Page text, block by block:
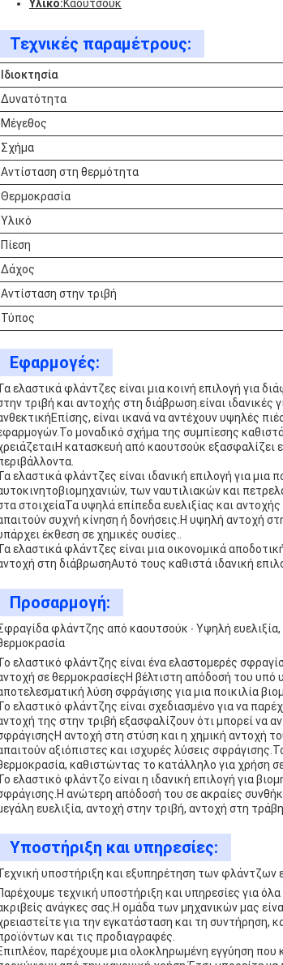
Υλικό:Καουτσούκ
Τεχνικές παραμέτρους:
Ιδιοκτησία
Δυνατότητα
Μέγεθος
Σχήμα
Αντίσταση στη θερμότητα
Θερμοκρασία
Υλικό
Πίεση
Δάχος
Αντίσταση στην τριβή
Τύπος
Εφαρμογές:
ελαστικά φλάντζες είναι μια κοινή επιλογή για
τριβή και αντοχής στη διάβρωση.είναι
είναι ικανά να αντέχουν υψηλές
μοναδικό σχήμα της συμπίεσης
κατασκευή από καουτσούκ εξασφαλίζει
ελαστικά φλάντζες είναι ιδανική επιλογή για
των ναυτιλιακών και
στοιχείαΤα υψηλά επίπεδα ευελιξίας και
συχνή κίνηση ή δονήσεις.Η υψηλή αντοχή
έκθεση σε χημικές ουσίες..
ελαστικά φλάντζες είναι μια οικονομικά
στη διάβρωσηΑυτό τους καθιστά ιδανική
Προσαρμογή:
φλάντζης από καουτσούκ ∙ Υψηλή
ελαστικό φλάντζης είναι ένα ελαστομερές
σε θερμοκρασίεςΗ βέλτιστη απόδοσή του υπό
λύση σφράγισης για μια ποικιλία
ελαστικό φλάντζης είναι σχεδιασμένο για να
της στην τριβή εξασφαλίζουν ότι μπορεί να
αντοχή στη στύση και η χημική αντοχή
αξιόπιστες και ισχυρές λύσεις
καθιστώντας το κατάλληλο για χρήση
ελαστικό φλάντζο είναι η ιδανική επιλογή για
ανώτερη απόδοσή του σε ακραίες
ευελιξία, αντοχή στην τριβή, αντοχή στη
Υποστήριξη και υπηρεσίες:
υποστήριξη και εξυπηρέτηση των φλάντζων
τεχνική υποστήριξη και υπηρεσίες για
ανάγκες σας.Η ομάδα των μηχανικών μας
για την εγκατάσταση και τη
και τις προδιαγραφές.
παρέχουμε μια ολοκληρωμένη εγγύηση